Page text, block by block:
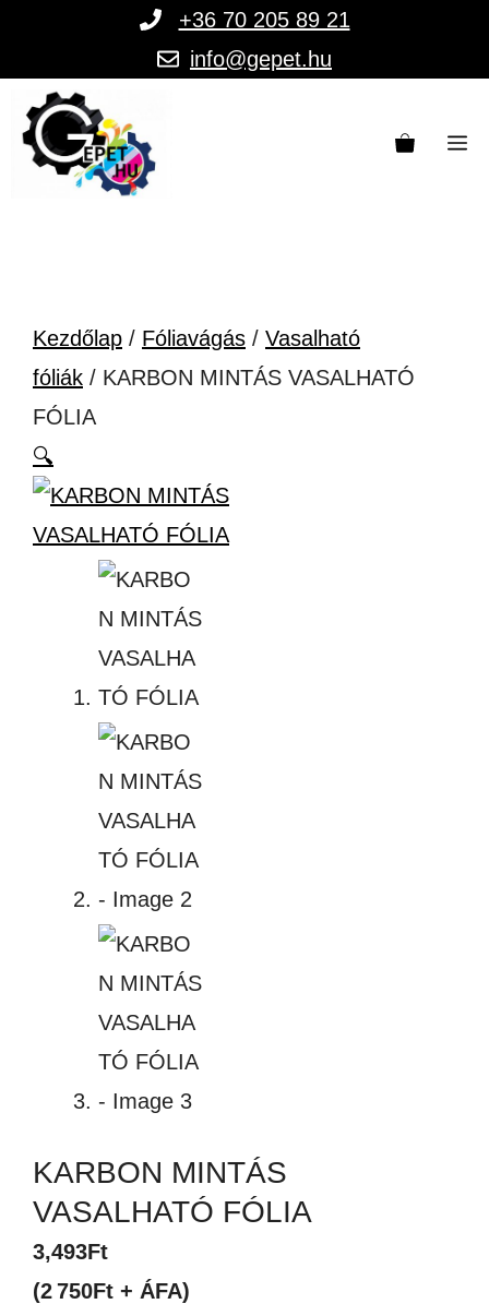
tartalomba
+36 70 205 89 21
info@gepet.hu
Kezdőlap / Fóliavágás / Vasalható
fóliák / KARBON MINTÁS VASALHATÓ
FÓLIA
🔍
KARBON MINTÁS
VASALHATÓ FÓLIA
3,493Ft
(2 750Ft + ÁFA)